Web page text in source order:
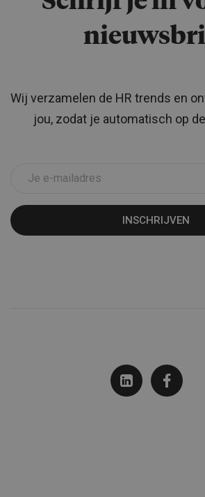
Wij verzamelen de HR trends en
jou, zodat je automatisch op